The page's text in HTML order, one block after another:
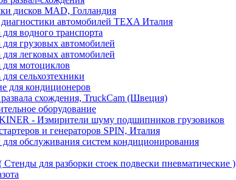
дисков MAD, Голландия
автомобилей TEXA Италия
водного транспорта
грузовых автомобилей
легковых автомобилей
для мотоциклов
сельхозтехники
для кондиционеров
схождения, TruckCam (Швеция)
оборудование
- Измирители шуму подшипников грузовиков
и генераторов SPIN, Италия
для обслуживания систем кондиционирования
Стенды для разборки стоек подвески пневматические )